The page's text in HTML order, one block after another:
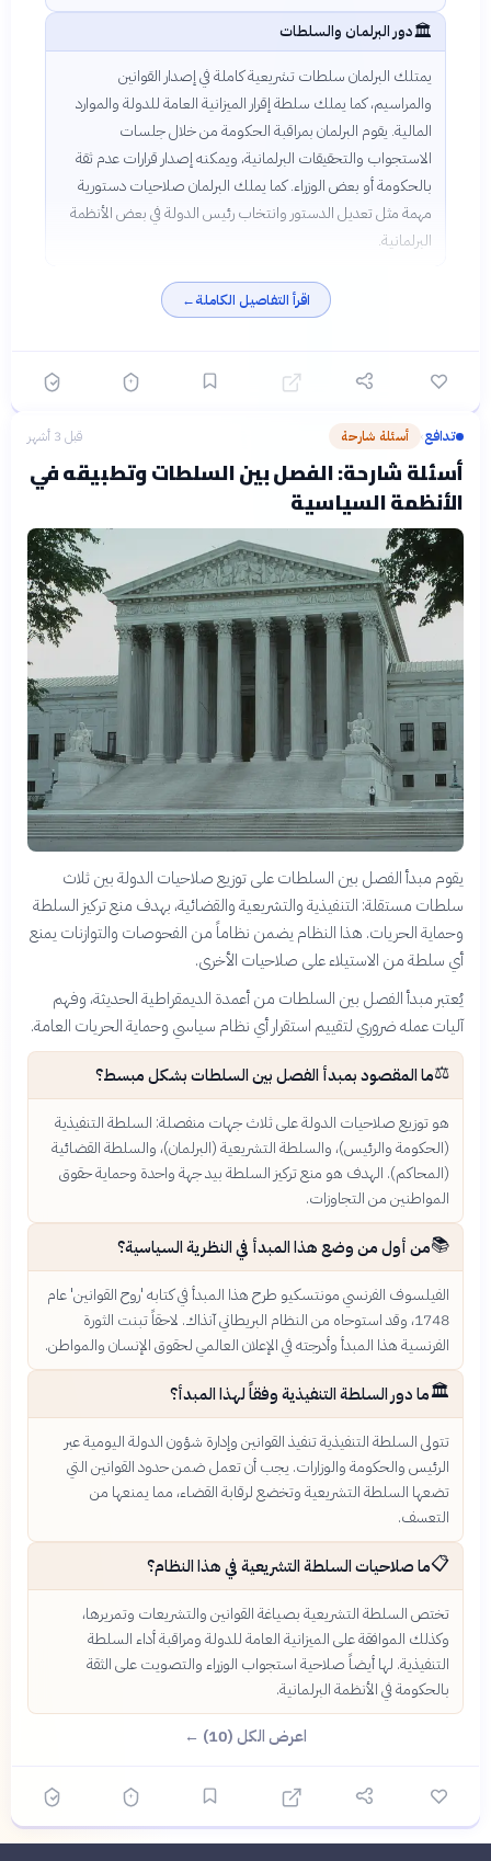
🏛️دور البرلمان والسلطات
يمتلك البرلمان سلطات تشريعية كاملة في إصدار القوانين
والمراسيم، كما يملك سلطة إقرار الميزانية العامة للدولة والموارد
المالية. يقوم البرلمان بمراقبة الحكومة من خلال جلسات
الاستجواب والتحقيقات البرلمانية، ويمكنه إصدار قرارات عدم ثقة
بالحكومة أو بعض الوزراء. كما يملك البرلمان صلاحيات دستورية
مهمة مثل تعديل الدستور وانتخاب رئيس الدولة في بعض الأنظمة
البرلمانية.
اقرأ التفاصيل الكاملة←
تدافع› أسئلة شارحة قبل 3 أشهر
أسئلة شارحة: الفصل بين السلطات وتطبيقه في
الأنظمة السياسية
يقوم مبدأ الفصل بين السلطات على توزيع صلاحيات الدولة بين ثلاث
سلطات مستقلة: التنفيذية والتشريعية والقضائية، بهدف منع تركيز السلطة
وحماية الحريات. هذا النظام يضمن نظاماً من الفحوصات والتوازنات يمنع
أي سلطة من الاستيلاء على صلاحيات الأخرى.
يُعتبر مبدأ الفصل بين السلطات من أعمدة الديمقراطية الحديثة، وفهم
آليات عمله ضروري لتقييم استقرار أي نظام سياسي وحماية الحريات العامة.
⚖️ما المقصود بمبدأ الفصل بين السلطات بشكل مبسط؟
هو توزيع صلاحيات الدولة على ثلاث جهات منفصلة: السلطة التنفيذية
(الحكومة والرئيس)، والسلطة التشريعية (البرلمان)، والسلطة القضائية
(المحاكم). الهدف هو منع تركيز السلطة بيد جهة واحدة وحماية حقوق
المواطنين من التجاوزات.
📚من أول من وضع هذا المبدأ في النظرية السياسية؟
الفيلسوف الفرنسي مونتسكيو طرح هذا المبدأ في كتابه 'روح القوانين' عام
1748، وقد استوحاه من النظام البريطاني آنذاك. لاحقاً تبنت الثورة
الفرنسية هذا المبدأ وأدرجته في الإعلان العالمي لحقوق الإنسان والمواطن.
🏛️ما دور السلطة التنفيذية وفقاً لهذا المبدأ؟
تتولى السلطة التنفيذية تنفيذ القوانين وإدارة شؤون الدولة اليومية عبر
الرئيس والحكومة والوزارات. يجب أن تعمل ضمن حدود القوانين التي
تضعها السلطة التشريعية وتخضع لرقابة القضاء، مما يمنعها من
التعسف.
📋ما صلاحيات السلطة التشريعية في هذا النظام؟
تختص السلطة التشريعية بصياغة القوانين والتشريعات وتمريرها،
وكذلك الموافقة على الميزانية العامة للدولة ومراقبة أداء السلطة
التنفيذية. لها أيضاً صلاحية استجواب الوزراء والتصويت على الثقة
بالحكومة في الأنظمة البرلمانية.
اعرض الكل (10) ←